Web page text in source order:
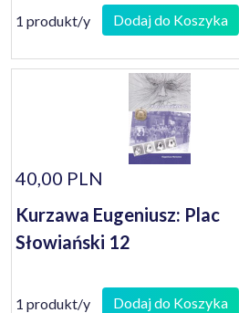
seniorów
1 produkt/y Dodaj do Koszyka
40,00 PLN
Kurzawa Eugeniusz: Plac
Słowiański 12
1 produkt/y Dodaj do Koszyka